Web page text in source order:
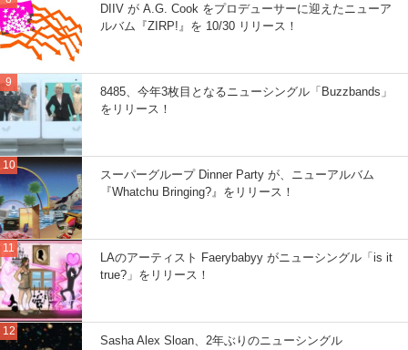
DIIV が A.G. Cook をプロデューサーに迎えたニューア
ルバム『ZIRP!』を 10/30 リリース！
8485、今年3枚目となるニューシングル「Buzzbands」
をリリース！
スーパーグループ Dinner Party が、ニューアルバム
『Whatchu Bringing?』をリリース！
LAのアーティスト Faerybabyy がニューシングル「is it
true?」をリリース！
Sasha Alex Sloan、2年ぶりのニューシングル